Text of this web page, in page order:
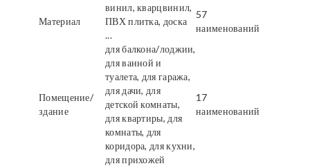
Материал
винил, кварцвинил,
ПВХ плитка, доска
...
57
наименований
Помещение/
здание
для балкона/лоджии,
для ванной и
туалета, для гаража,
для дачи, для
детской комнаты,
для квартиры, для
комнаты, для
коридора, для кухни,
для прихожей
17
наименований